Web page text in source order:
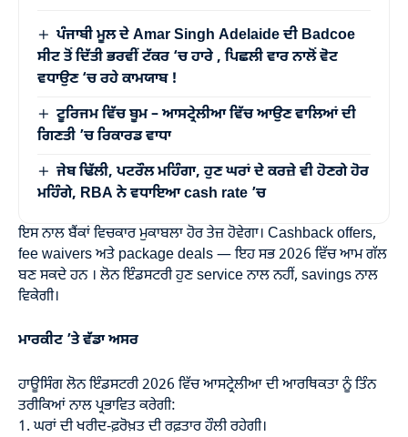
ਪੰਜਾਬੀ ਮੂਲ ਦੇ Amar Singh Adelaide ਦੀ Badcoe
ਸੀਟ ਤੋਂ ਦਿੱਤੀ ਭਰਵੀਂ ਟੱਕਰ ‘ਚ ਹਾਰੇ , ਪਿਛਲੀ ਵਾਰ ਨਾਲੋਂ ਵੋਟ
ਵਧਾਉਣ ‘ਚ ਰਹੇ ਕਾਮਯਾਬ !
ਟੂਰਿਜਮ ਵਿੱਚ ਬੂਮ – ਆਸਟ੍ਰੇਲੀਆ ਵਿੱਚ ਆਉਣ ਵਾਲਿਆਂ ਦੀ
ਗਿਣਤੀ ’ਚ ਰਿਕਾਰਡ ਵਾਧਾ
ਜੇਬ ਢਿੱਲੀ, ਪਟਰੌਲ ਮਹਿੰਗਾ, ਹੁਣ ਘਰਾਂ ਦੇ ਕਰਜ਼ੇ ਵੀ ਹੋਣਗੇ ਹੋਰ
ਮਹਿੰਗੇ, RBA ਨੇ ਵਧਾਇਆ cash rate ’ਚ
ਇਸ ਨਾਲ ਬੈਂਕਾਂ ਵਿਚਕਾਰ ਮੁਕਾਬਲਾ ਹੋਰ ਤੇਜ਼ ਹੋਵੇਗਾ। Cashback offers,
fee waivers ਅਤੇ package deals — ਇਹ ਸਭ 2026 ਵਿੱਚ ਆਮ ਗੱਲ
ਬਣ ਸਕਦੇ ਹਨ । ਲੋਨ ਇੰਡਸਟਰੀ ਹੁਣ service ਨਾਲ ਨਹੀਂ, savings ਨਾਲ
ਵਿਕੇਗੀ।
ਮਾਰਕੀਟ ’ਤੇ ਵੱਡਾ ਅਸਰ
ਹਾਊਸਿੰਗ ਲੋਨ ਇੰਡਸਟਰੀ 2026 ਵਿੱਚ ਆਸਟ੍ਰੇਲੀਆ ਦੀ ਆਰਥਿਕਤਾ ਨੂੰ ਤਿੰਨ
ਤਰੀਕਿਆਂ ਨਾਲ ਪ੍ਰਭਾਵਿਤ ਕਰੇਗੀ:
1. ਘਰਾਂ ਦੀ ਖਰੀਦ-ਫ਼ਰੋਖ਼ਤ ਦੀ ਰਫ਼ਤਾਰ ਹੌਲੀ ਰਹੇਗੀ।